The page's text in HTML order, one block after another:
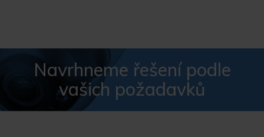
Navrhneme řešení podle
vašich požadavků